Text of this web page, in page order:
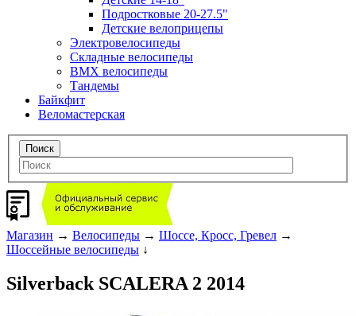
Подростковые 20-27.5"
Детские велоприцепы
Электровелосипеды
Складные велосипеды
BMX велосипеды
Тандемы
Байкфит
Веломастерская
Магазин → Велосипеды → Шоссе, Кросс, Гревел →
Шоссейные велосипеды ↓
Silverback SCALERA 2 2014